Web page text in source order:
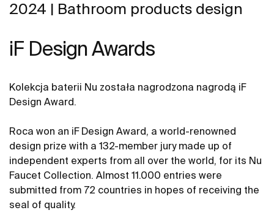
2024 | Bathroom products design
iF Design Awards
Kolekcja baterii Nu została nagrodzona nagrodą iF
Design Award.
Roca won an iF Design Award, a world-renowned
design prize with a 132-member jury made up of
independent experts from all over the world, for its Nu
Faucet Collection. Almost 11.000 entries were
submitted from 72 countries in hopes of receiving the
seal of quality.